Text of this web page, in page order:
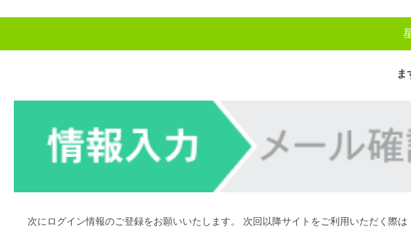
ま
次にログイン情報のご登録をお願いいたします。 次回以降サイトをご利用いただく際は